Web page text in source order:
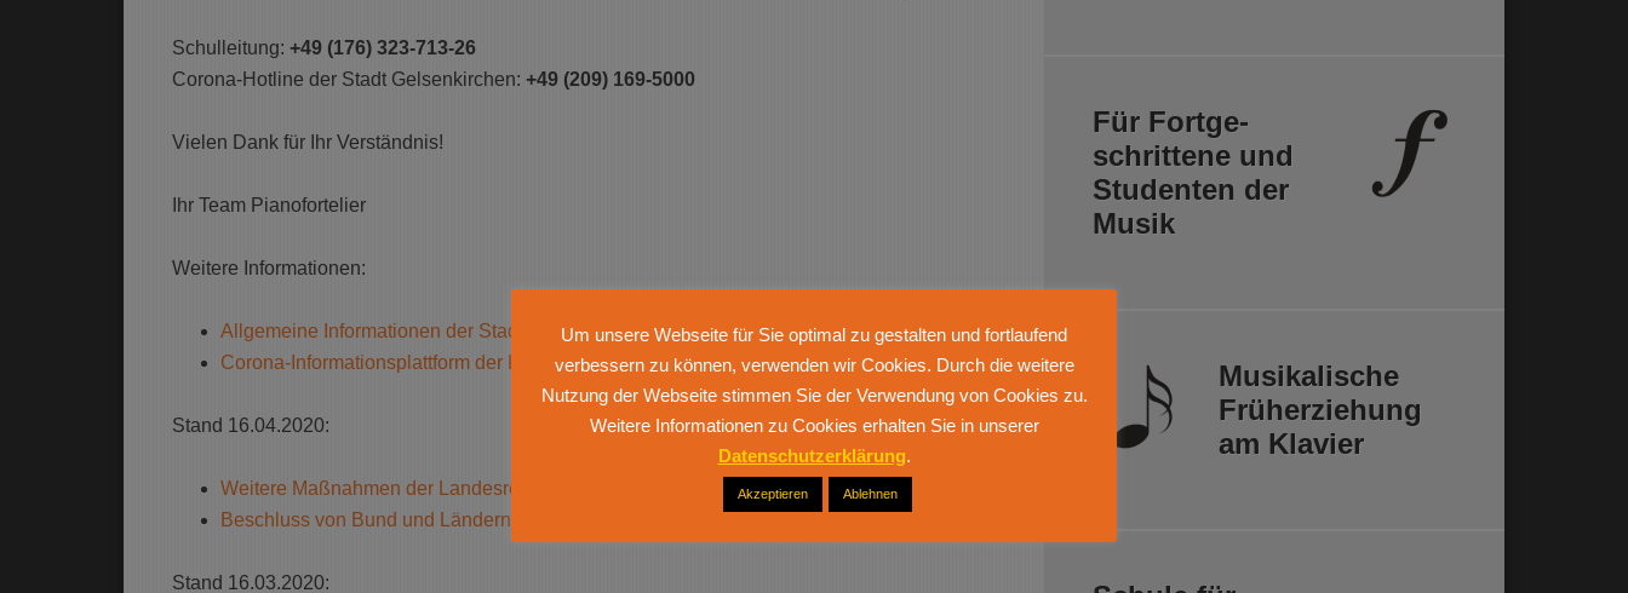
Schulleitung: +49 (176) 323-713-26
Corona-Hotline der Stadt Gelsenkirchen: +49 (209) 169-5000
Vielen Dank für Ihr Verständnis!
Ihr Team Pianofortelier
Weitere Informationen:
Allgemeine Informationen der Stadt Gelsenkirchen
Corona-Informationsplattform der Landesregierung
Stand 16.04.2020:
Weitere Maßnahmen der Landesregierung NRW
Beschluss von Bund und Ländern (15.04.2020)
Stand 16.03.2020:
Für Fortge­
schrittene und
Studenten der
Musik
Musikalische
Früh­erziehung
am Klavier
Um unsere Webseite für Sie optimal zu gestalten und fortlaufend
verbessern zu können, verwenden wir Cookies. Durch die weitere
Nutzung der Webseite stimmen Sie der Verwendung von Cookies zu.
Weitere Informationen zu Cookies erhalten Sie in unserer
Datenschutzerklärung.
Akzeptieren Ablehnen